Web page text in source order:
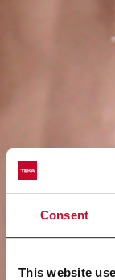
Consent
This website